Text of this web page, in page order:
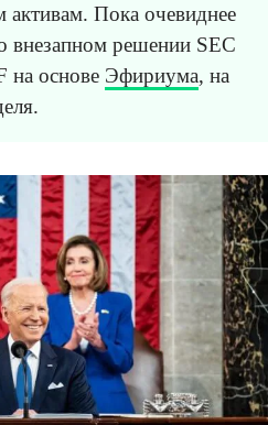
Пока очевиднее
внезапном решении SEC
на основе Эфириума, на